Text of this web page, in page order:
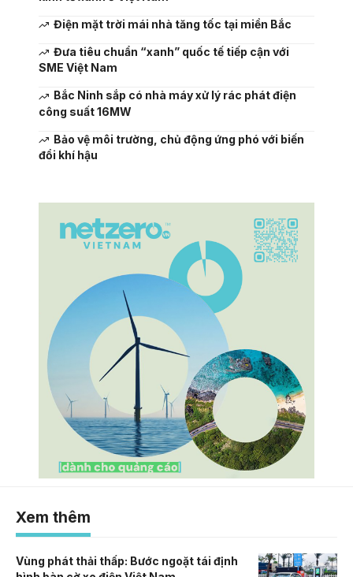
Điện mặt trời mái nhà tăng tốc tại miền Bắc
Đưa tiêu chuẩn “xanh” quốc tế tiếp cận với
SME Việt Nam
Bắc Ninh sắp có nhà máy xử lý rác phát điện
công suất 16MW
Bảo vệ môi trường, chủ động ứng phó với biến
đổi khí hậu
Xem thêm
Vùng phát thải thấp: Bước ngoặt tái định